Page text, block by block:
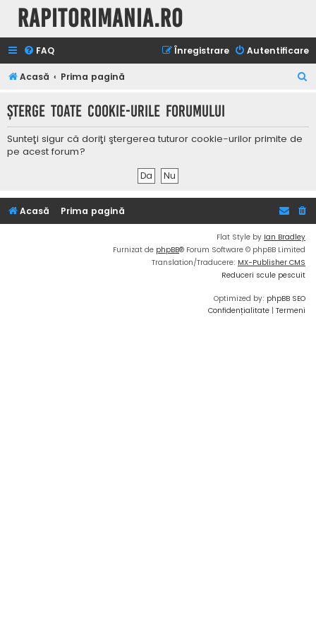
Rapitorimania.ro
FAQ Autentificare
Înregistrare
Acasă Prima pagină
t
Şterge toate cookie-urile forumului
Sunteţi sigur că doriţi ştergerea tuturor cookie-urilor primite de
pe acest forum?
Acasă Prima pagină
Flat Style by Ian Bradley
Furnizat de phpBB® Forum Software © phpBB Limited
Translation/Traducere: MX-Publisher CMS
Reduceri scule pescuit
Optimized by: phpBB SEO
Confidențialitate | Termeni